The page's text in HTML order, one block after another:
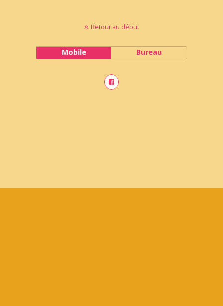
Retour au début
Mobile Bureau